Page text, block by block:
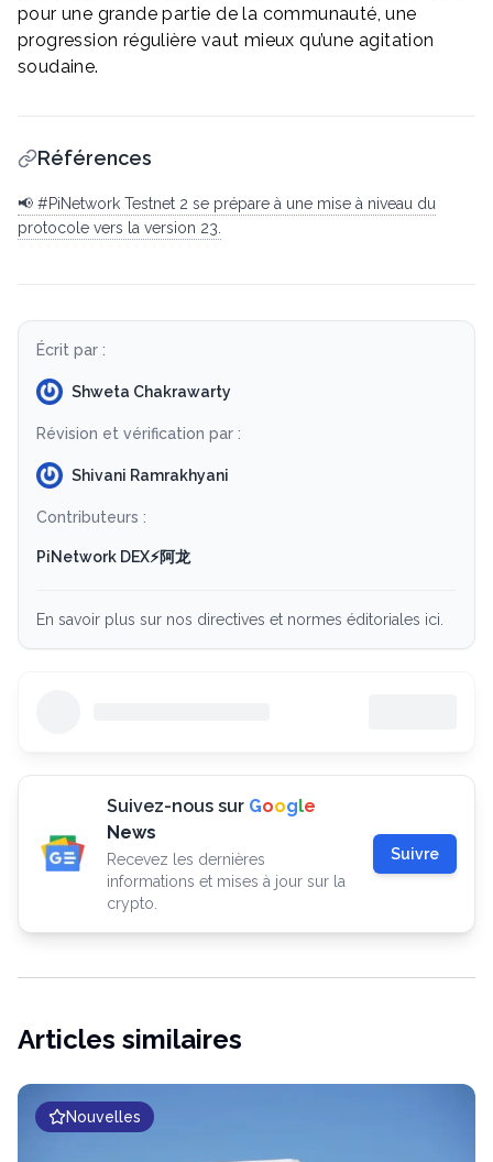
pour une grande partie de la communauté, une
progression régulière vaut mieux qu’une agitation
soudaine.
Références
📢 #PiNetwork Testnet 2 se prépare à une mise à niveau du
protocole vers la version 23.
Écrit par :
Shweta Chakrawarty
Révision et vérification par :
Shivani Ramrakhyani
Contributeurs :
PiNetwork DEX⚡️阿龙
En savoir plus sur nos directives et normes éditoriales ici.
Suivez-nous sur Google
News
Recevez les dernières
informations et mises à jour sur la
crypto.
Suivre
Articles similaires
Nouvelles